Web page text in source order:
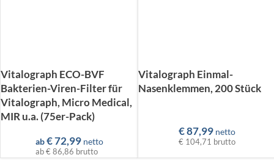
Vitalograph ECO-BVF
Bakterien-Viren-Filter für
Vitalograph, Micro Medical,
MIR u.a. (75er-Pack)
ab €72,99 netto
ab€ 86,86 brutto
Vitalograph Einmal-
Nasenklemmen, 200 Stück
€87,99 netto
€ 104,71 brutto